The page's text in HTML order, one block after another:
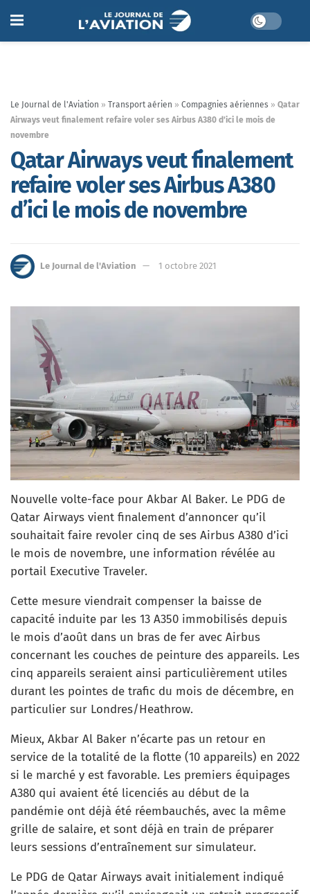
Le Journal de l'Aviation » Transport aérien » Compagnies aériennes » Qatar
Airways veut finalement refaire voler ses Airbus A380 d’ici le mois de
novembre
Qatar Airways veut finalement
refaire voler ses Airbus A380
d’ici le mois de novembre
Le Journal de l'Aviation 1 octobre 2021
Nouvelle volte-face pour Akbar Al Baker. Le PDG de
Qatar Airways vient finalement d’annoncer qu’il
souhaitait faire revoler cinq de ses Airbus A380 d’ici
le mois de novembre, une information révélée au
portail Executive Traveler.
Cette mesure viendrait compenser la baisse de
capacité induite par les 13 A350 immobilisés depuis
le mois d’août dans un bras de fer avec Airbus
concernant les couches de peinture des appareils. Les
cinq appareils seraient ainsi particulièrement utiles
durant les pointes de trafic du mois de décembre, en
particulier sur Londres/Heathrow.
Mieux, Akbar Al Baker n’écarte pas un retour en
service de la totalité de la flotte (10 appareils) en 2022
si le marché y est favorable. Les premiers équipages
A380 qui avaient été licenciés au début de la
pandémie ont déjà été réembauchés, avec la même
grille de salaire, et sont déjà en train de préparer
leurs sessions d’entraînement sur simulateur.
Le PDG de Qatar Airways avait initialement indiqué